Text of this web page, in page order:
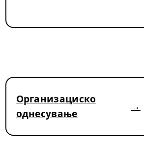
Организациско
однесување